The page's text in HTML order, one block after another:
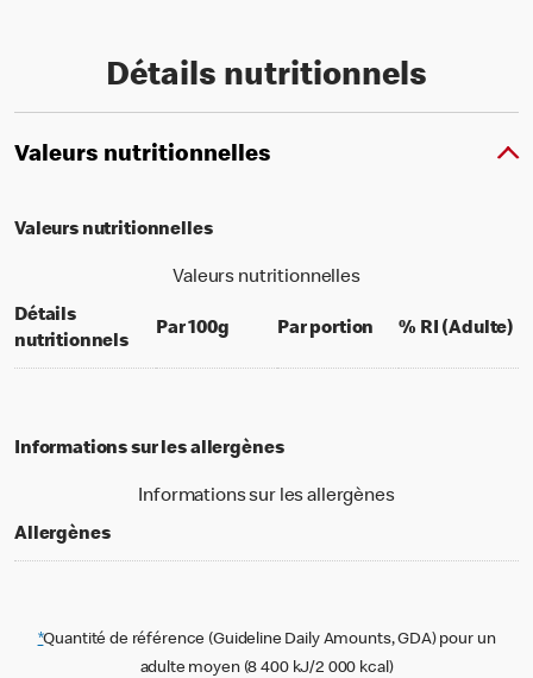
Détails nutritionnels
Valeurs nutritionnelles
Valeurs nutritionnelles
Valeurs nutritionnelles
Détails
nutritionnels
Par 100gper 100 grams
Par portion per portion
% RI (Adulte)
Informations sur les allergènes
Informations sur les allergènes
Allergènes
*Quantité de référence (Guideline Daily Amounts, GDA) pour un
adulte moyen (8 400 kJ/2 000 kcal)